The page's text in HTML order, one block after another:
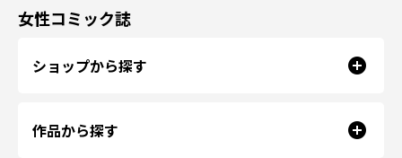
女性コミック誌
ショップから探す
作品から探す